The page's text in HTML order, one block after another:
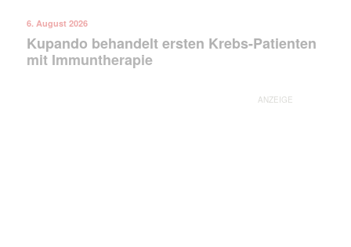
6. August 2026
Kupando behandelt ersten Krebs-Patienten
mit Immuntherapie
ANZEIGE